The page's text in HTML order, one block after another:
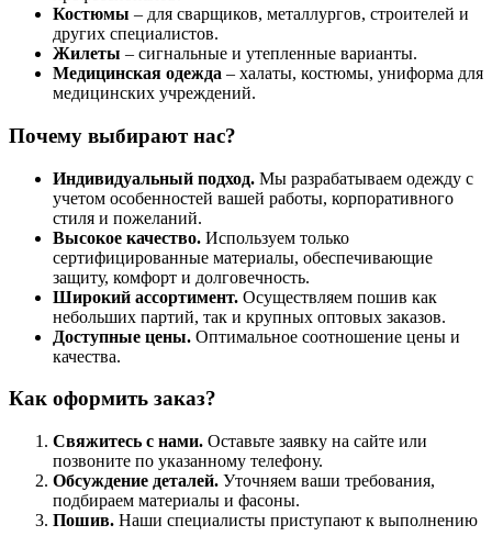
Костюмы – для сварщиков, металлургов, строителей и
других специалистов.
Жилеты – сигнальные и утепленные варианты.
Медицинская одежда – халаты, костюмы, униформа для
медицинских учреждений.
Почему выбирают нас?
Индивидуальный подход. Мы разрабатываем одежду с
учетом особенностей вашей работы, корпоративного
стиля и пожеланий.
Высокое качество. Используем только
сертифицированные материалы, обеспечивающие
защиту, комфорт и долговечность.
Широкий ассортимент. Осуществляем пошив как
небольших партий, так и крупных оптовых заказов.
Доступные цены. Оптимальное соотношение цены и
качества.
Как оформить заказ?
Свяжитесь с нами. Оставьте заявку на сайте или
позвоните по указанному телефону.
Обсуждение деталей. Уточняем ваши требования,
подбираем материалы и фасоны.
Пошив. Наши специалисты приступают к выполнению